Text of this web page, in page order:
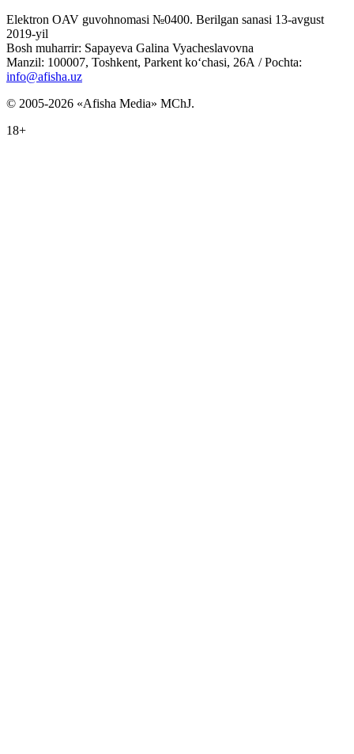
Elektron OAV guvohnomasi №0400. Berilgan sanasi 13-avgust
2019-yil
Bosh muharrir: Sapayeva Galina Vyacheslavovna
Manzil: 100007, Toshkent, Parkent ko‘chasi, 26А / Pochta:
info@afisha.uz
© 2005-2026 «Afisha Media» MChJ.
18+